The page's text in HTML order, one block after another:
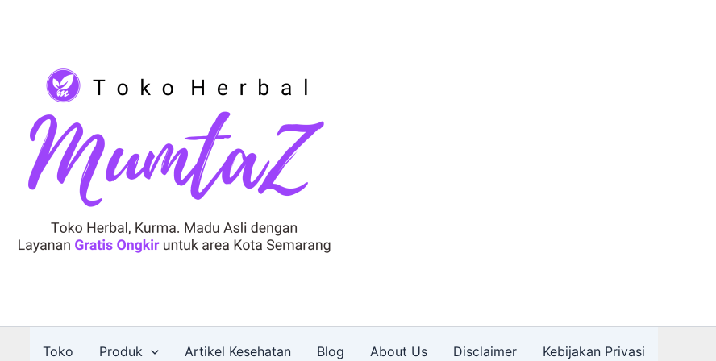
Toko Produk Artikel Kesehatan Blog About Us Disclaimer Kebijakan Privasi